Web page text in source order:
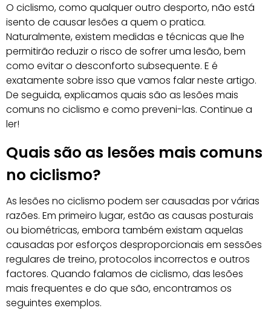
O ciclismo, como qualquer outro desporto, não está
isento de causar lesões a quem o pratica.
Naturalmente, existem medidas e técnicas que lhe
permitirão reduzir o risco de sofrer uma lesão, bem
como evitar o desconforto subsequente. E é
exatamente sobre isso que vamos falar neste artigo.
De seguida, explicamos quais são as lesões mais
comuns no ciclismo e como preveni-las. Continue a
ler!
Quais são as lesões mais comuns
no ciclismo?
As lesões no ciclismo podem ser causadas por várias
razões. Em primeiro lugar, estão as causas posturais
ou biométricas, embora também existam aquelas
causadas por esforços desproporcionais em sessões
regulares de treino, protocolos incorrectos e outros
factores. Quando falamos de ciclismo, das lesões
mais frequentes e do que são, encontramos os
seguintes exemplos.